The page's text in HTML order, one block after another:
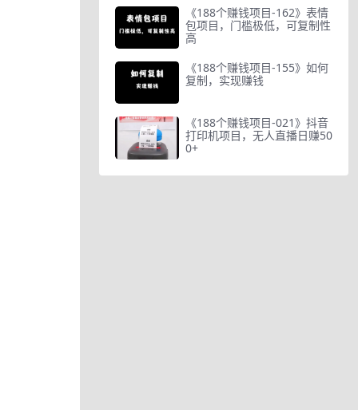
《188个赚钱项目-162》表情
包项目，门槛极低，可复制性
高
《188个赚钱项目-155》如何
复制，实现赚钱
《188个赚钱项目-021》抖音
打印机项目，无人直播日赚50
0+